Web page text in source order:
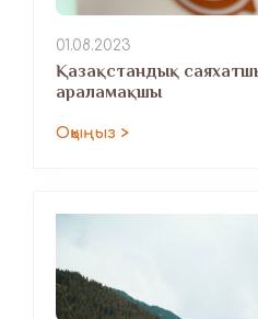
01.08.2023
Қазақстандық
араламақшы
Оқыңыз >